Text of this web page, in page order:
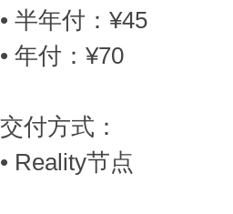
• 半年付：¥45
• 年付：¥70
交付方式：
• Reality节点